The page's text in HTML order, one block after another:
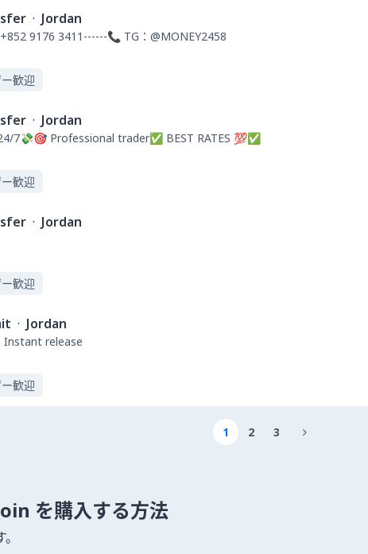
· Jordan
9176 3411------📞 TG：@MONEY2458
歓迎
· Jordan
7💸🎯 Professional trader✅ BEST RATES 💯✅
歓迎
· Jordan
歓迎
· Jordan
Instant release
歓迎
1 2 3 
を購入する方法